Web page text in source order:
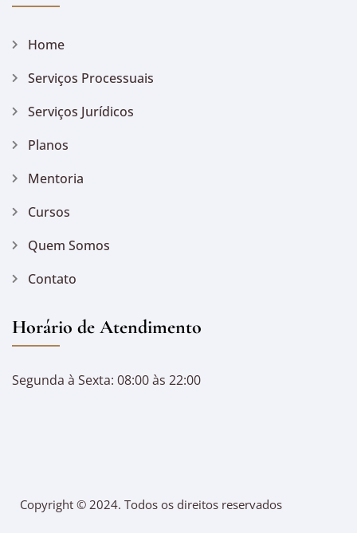
Home
Serviços Processuais
Serviços Jurídicos
Planos
Mentoria
Cursos
Quem Somos
Contato
Horário de Atendimento
Segunda à Sexta: 08:00 às 22:00
Copyright © 2024. Todos os direitos reservados